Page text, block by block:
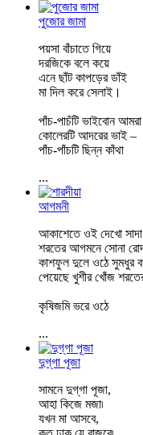
পুজোর জামা
পয়সা বাঁচাতে গিয়ে
দরজিকে বলে কয়ে
এনে ছাঁট কাপড়ের ডাঁই
মা দিল করে সেলাই।
পাঁচ-পাচঁটি ভাইবোন আমরা
কোলেরটি আদরের ভাই –
পাঁচ-পাঁচটি ছিন্ন কাঁথা
...
আগমনী
আকাশেতে ওই দেখো
শরতের আগমনে সোনা
কাশফুল দুলে ওঠে সুমধুর
পেয়েছে খুশীর খোঁজ
কৃষিজমি ভরে ওঠে
...
দুগ্‌গা পূজা
সামনে দুগ্‌গা পূজা,
আহা কিজে মজা৷
যখন মা আসবে,